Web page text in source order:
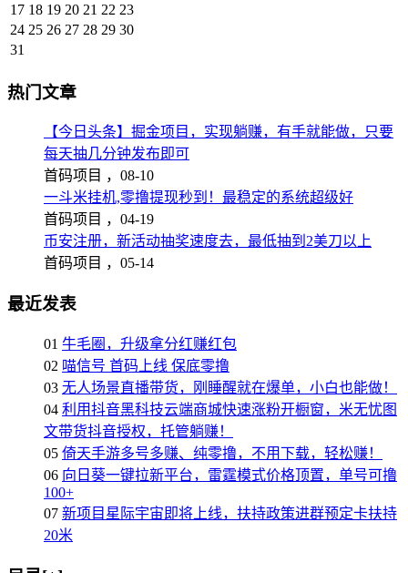
17 18 19 20 21 22 23
24 25 26 27 28 29 30
31
热门文章
【今日头条】掘金项目，实现躺赚，有手就能做，只要
每天抽几分钟发布即可
首码项目 ， 08-10
一斗米挂机,零撸提现秒到！最稳定的系统超级好
首码项目 ， 04-19
币安注册，新活动抽奖速度去，最低抽到2美刀以上
首码项目 ， 05-14
最近发表
01 牛毛圈，升级拿分红赚红包
02 喵信号 首码上线 保底零撸
03 无人场景直播带货，刚睡醒就在爆单，小白也能做！
04 利用抖音黑科技云端商城快速涨粉开橱窗，米无忧图
文带货抖音授权，托管躺赚！
05 倚天手游多号多赚、纯零撸，不用下载，轻松赚！
06 向日葵一键拉新平台，雷霆模式价格顶置，单号可撸
100+
07 新项目星际宇宙即将上线，扶持政策进群预定卡扶持
20米